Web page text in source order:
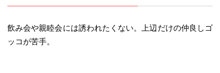
飲み会や親睦会には誘われたくない。上辺だけの仲良しゴ
ッコが苦手。